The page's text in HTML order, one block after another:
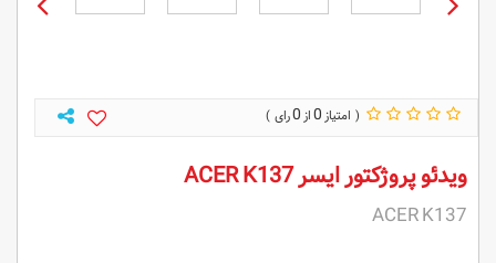
0
0
ویدئو پروژکتور ایسر ACER K137
ACER K137